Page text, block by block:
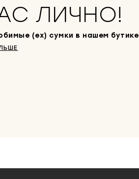
ЛИЧНО!
(ex) сумки в нашем бутике